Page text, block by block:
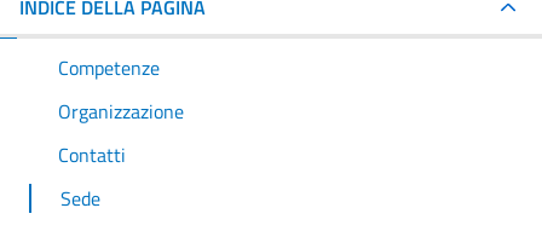
INDICE DELLA PAGINA
Competenze
Organizzazione
Contatti
Sede